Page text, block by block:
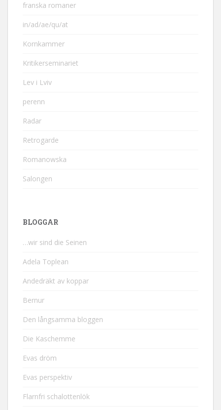
franska romaner
in/ad/ae/qu/at
Kornkammer
Kritikerseminariet
Lev i Lviv
perenn
Radar
Retrogarde
Romanowska
Salongen
BLOGGAR
…wir sind die Seinen
Adela Toplean
Andedräkt av koppar
Bernur
Den långsamma bloggen
Die Kaschemme
Evas dröm
Evas perspektiv
Flarnfri schalottenlök